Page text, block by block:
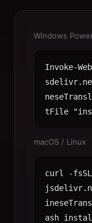
Windows
Invoke-
tFile
macOS / Linux
curl -
ash